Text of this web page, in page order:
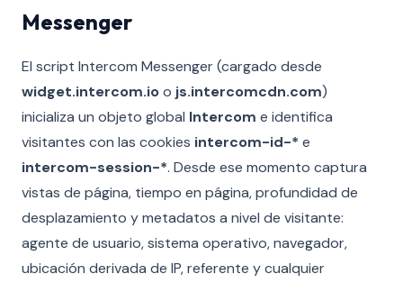
Messenger
El script Intercom Messenger (cargado desde
widget.intercom.ioo js.intercomcdn.com)
inicializa un objeto global Intercom e identifica
visitantes con las cookies intercom-id-* e
intercom-session-*. Desde ese momento captura
vistas de página, tiempo en página, profundidad de
desplazamiento y metadatos a nivel de visitante:
agente de usuario, sistema operativo, navegador,
ubicación derivada de IP, referente y cualquier